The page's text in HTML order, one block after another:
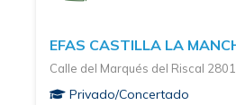
EFAS CASTILLA LA
Calle del Marqués del Riscal
Privado/Concertado